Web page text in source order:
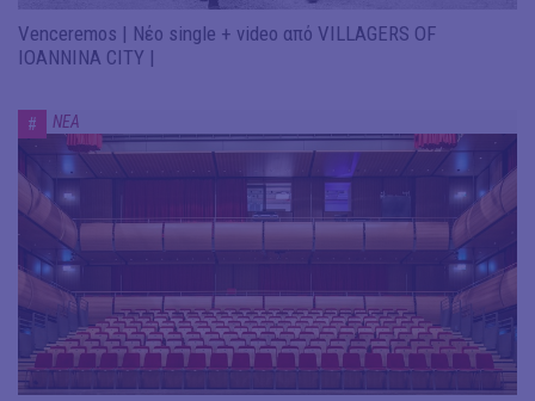
Venceremos | Νέο single + video από VILLAGERS OF
IOANNINA CITY |
# ΝΕΑ